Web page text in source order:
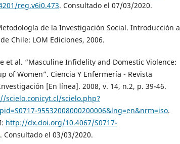
reg.v6i0.473. Consultado el 07/03/2020.
de la Investigación Social. Introducción a
Chile: LOM Ediciones, 2006.
et al. “Masculine Infidelity and Domestic Violence:
of Women”. Ciencia Y Enfermería - Revista
[En línea]. 2008, v. 14, n.2, p. 39-46.
scielo.conicyt.cl/scielo.php?
95532008000200006&lng=en&nrm=iso.
http://dx.doi.org/10.4067/S0717-
. Consultado el 03/03/2020.